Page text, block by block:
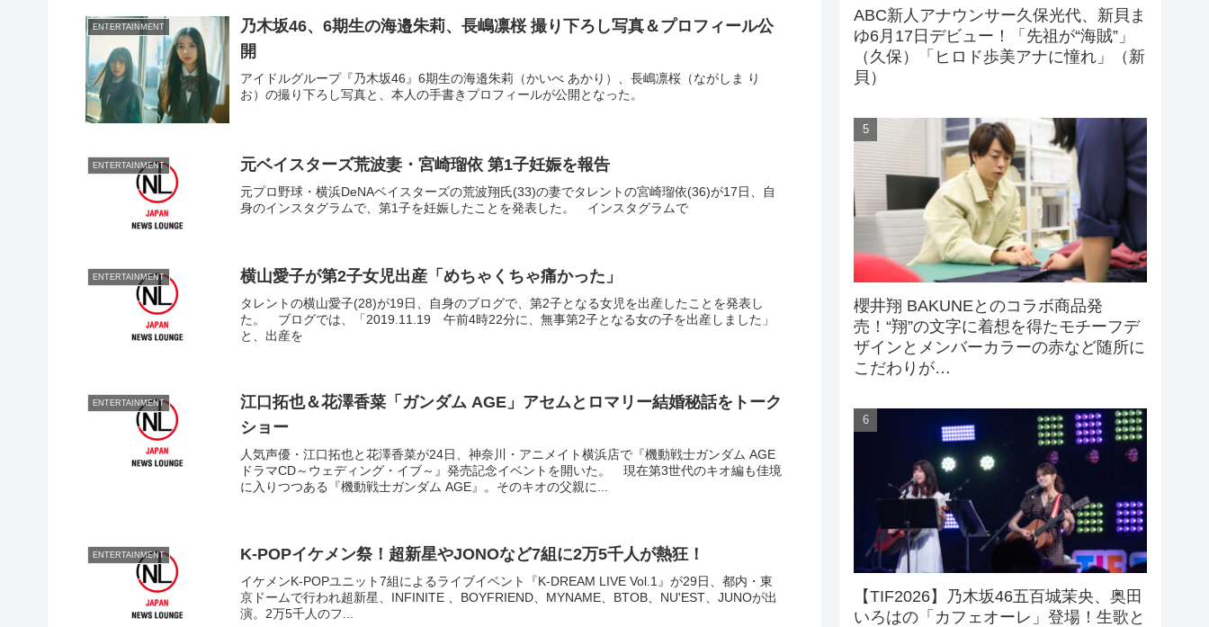
ENTERTAINMENT
乃木坂46、6期生の海邉朱莉、長嶋凛桜 撮り下ろし写真＆プロフィール公
開
アイドルグループ『乃木坂46』6期生の海邉朱莉（かいべ あかり）、長嶋凛桜（ながしま り
お）の撮り下ろし写真と、本人の手書きプロフィールが公開となった。
ENTERTAINMENT 元ベイスターズ荒波妻・宮崎瑠依 第1子妊娠を報告
元プロ野球・横浜DeNAベイスターズの荒波翔氏(33)の妻でタレントの宮崎瑠依(36)が17日、自
身のインスタグラムで、第1子を妊娠したことを発表した。 インスタグラムで
ENTERTAINMENT 横山愛子が第2子女児出産「めちゃくちゃ痛かった」
タレントの横山愛子(28)が19日、自身のブログで、第2子となる女児を出産したことを発表し
た。 ブログでは、「2019.11.19 午前4時22分に、無事第2子となる女の子を出産しました」
と、出産を
ENTERTAINMENT
江口拓也＆花澤香菜「ガンダム AGE」アセムとロマリー結婚秘話をトーク
ショー
人気声優・江口拓也と花澤香菜が24日、神奈川・アニメイト横浜店で『機動戦士ガンダム AGE
ドラマCD～ウェディング・イブ～』発売記念イベントを開いた。 現在第3世代のキオ編も佳境
に入りつつある『機動戦士ガンダム AGE』。そのキオの父親に...
ENTERTAINMENT K-POPイケメン祭！超新星やJONOなど7組に2万5千人が熱狂！
イケメンK-POPユニット7組によるライブイベント『K-DREAM LIVE Vol.1』が29日、都内・東
京ドームで行われ超新星、INFINITE 、BOYFRIEND、MYNAME、BTOB、NU'EST、JUNOが出
演。2万5千人のフ...
ABC新人アナウンサー久保光代、新貝ま
ゆ6月17日デビュー！「先祖が“海賊”」
（久保）「ヒロド歩美アナに憧れ」（新
貝）
櫻井翔 BAKUNEとのコラボ商品発
売！“翔”の文字に着想を得たモチーフデ
ザインとメンバーカラーの赤など随所に
こだわりが…
【TIF2026】乃木坂46五百城茉央、奥田
いろはの「カフェオーレ」登場！生歌と